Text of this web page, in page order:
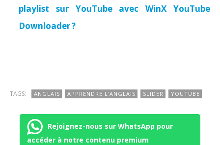
playlist sur YouTube avec WinX YouTube
Downloader ?
TAGS: ANGLAIS APPRENDRE L'ANGLAIS SLIDER YOUTUBE
Rejoignez-nous sur WhatsApp pour
accéder à notre contenu premium